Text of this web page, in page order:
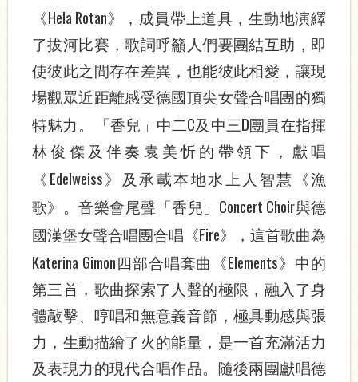
《Hela Rotan》，成員帶上道具，生動地演繹
了拔河比賽，歌詞呼籲人們要團結互助，即
使彼此之間存在差異，也能彼此相愛，讓現
場觀眾近距離感受德國頂尖女聲合唱團的獨
特魅力。
「香兒」中二C及中三D團員在指揮
林俊傑及伴奏袁美忻的帶領下，獻唱
《 Edelweiss》及承載本地水上人智慧《漁
歌》。音樂會尾聲「香兒」 Concert Choir與德
國漢堡女聲合唱團合唱《Fire》，這首歌曲為
Katerina Gimon 四部合唱套曲《Elements》中的
第三首，歌曲探索了人聲的極限，融入了身
體敲擊、哼唱和無意義音節，極具動感與張
力，生動描繪了火的能量，是一首充滿活力
及表現力的現代合唱作品。隨後兩團獻唱德